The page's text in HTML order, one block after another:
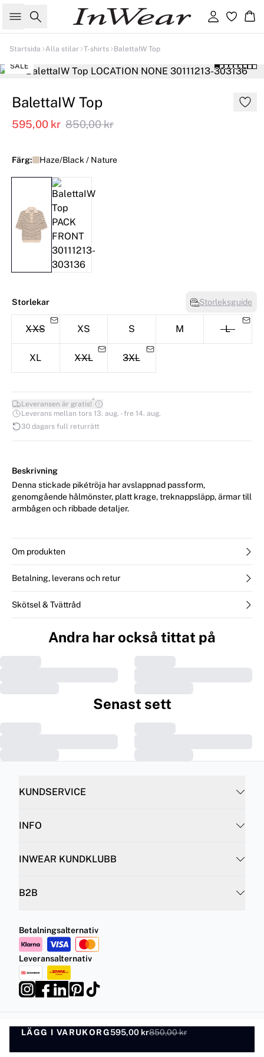
Sök Logga in
Startsida Alla stilar T-shirts BalettaIW Top
SALE
BalettaIW Top
595,00 kr 850,00 kr
Färg: Haze/Black / Nature
Storlekar Storleksguide
XXS XS S M L
XL XXL 3XL
Leveransen är gratis!*
Leverans mellan tors 13. aug. - fre 14. aug.
30 dagars full returrätt
LÄGG I VARUKORG595,00 kr850,00 kr
LÄGG I VARUKORG
Beskrivning
Denna stickade pikétröja har avslappnad passform,
genomgående hålmönster, platt krage, treknappsläpp, ärmar till
armbågen och ribbade detaljer.
Om produkten
Betalning, leverans och retur
Skötsel & Tvättråd
Andra har också tittat på
Senast sett
KUNDSERVICE
INFO
INWEAR KUNDKLUBB
B2B
Betalningsalternativ
Leveransalternativ
Integritetspolicy Villkor